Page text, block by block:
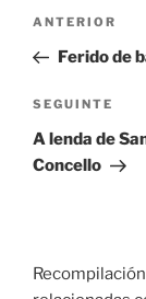
Navegación
entradas
Entrada
anterior
ANTERIOR
Ferido de
Seguinte
entrada
SEGUINTE
A lenda de
Concello